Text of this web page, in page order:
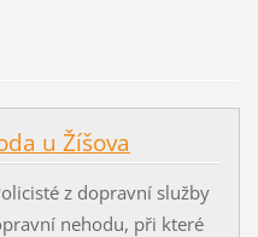
u Žíšova
z dopravní služby
nehodu, při které